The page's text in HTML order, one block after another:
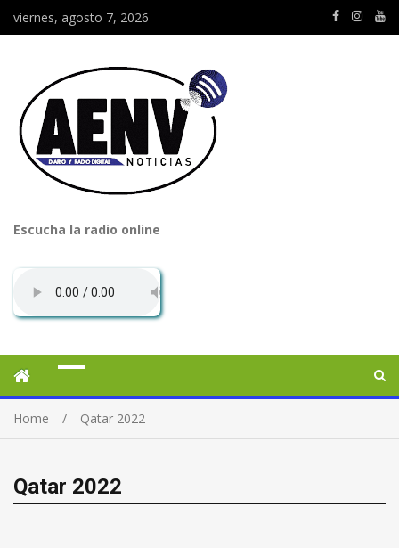
viernes, agosto 7, 2026
Escucha la radio online
Home Qatar 2022
Qatar 2022